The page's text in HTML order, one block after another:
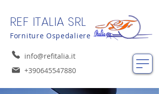
Forniture Ospedaliere
+390645547880
info@refitalia.it
REF ITALIA SRL